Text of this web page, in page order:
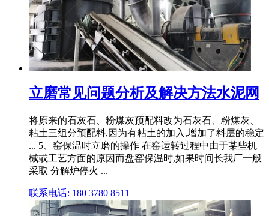
立磨常见问题分析及解决方法水泥网
将原来的石灰石、粉煤灰预配料改为石灰石、粉煤灰、
粘土三组分预配料,因为有粘土的加入,增加了料层的稳定
... 5、窑保温时立磨的操作 在窑运转过程中由于某些机
械或工艺方面的原因而盘窑保温时,如果时间长我厂一般
采取 分解炉停火 ...
联系电话: 180 3780 8511